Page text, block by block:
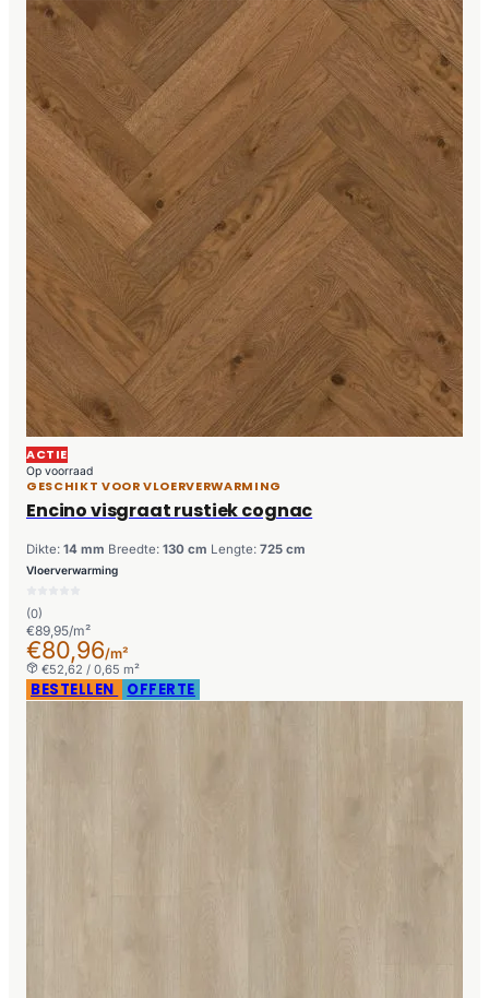
ACTIE
Op voorraad
GESCHIKT VOOR VLOERVERWARMING
Encino visgraat rustiek cognac
Dikte: 14 mm Breedte: 130 cm Lengte: 725 cm
Vloerverwarming
(0)
€89,95/m²
€80,96/m²
€52,62 / 0,65 m²
BESTELLEN OFFERTE